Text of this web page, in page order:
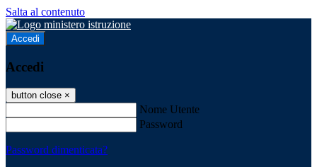
Salta al contenuto
Accedi
Accedi
button close ×
Nome Utente
Password
Password dimenticata?